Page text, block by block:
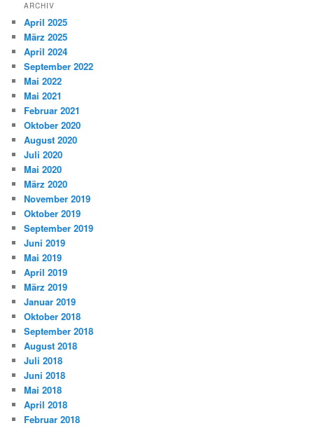
ARCHIV
April 2025
März 2025
April 2024
September 2022
Mai 2022
Mai 2021
Februar 2021
Oktober 2020
August 2020
Juli 2020
Mai 2020
März 2020
November 2019
Oktober 2019
September 2019
Juni 2019
Mai 2019
April 2019
März 2019
Januar 2019
Oktober 2018
September 2018
August 2018
Juli 2018
Juni 2018
Mai 2018
April 2018
Februar 2018